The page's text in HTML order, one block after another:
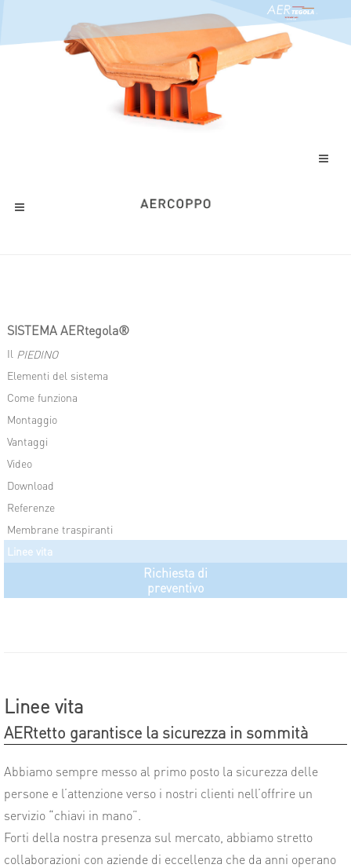
SISTEMA AERtegola®
Il PIEDINO
Elementi del sistema
Come funziona
Montaggio
Vantaggi
Video
Download
Referenze
Membrane traspiranti
Linee vita
Richiesta di
preventivo
Linee vita
AERtetto garantisce la sicurezza in sommità
Abbiamo sempre messo al primo posto la sicurezza delle
persone e l’attenzione verso i nostri clienti nell’offrire un
servizio “chiavi in mano”.
Forti della nostra presenza sul mercato, abbiamo stretto
collaborazioni con aziende di eccellenza che da anni operano